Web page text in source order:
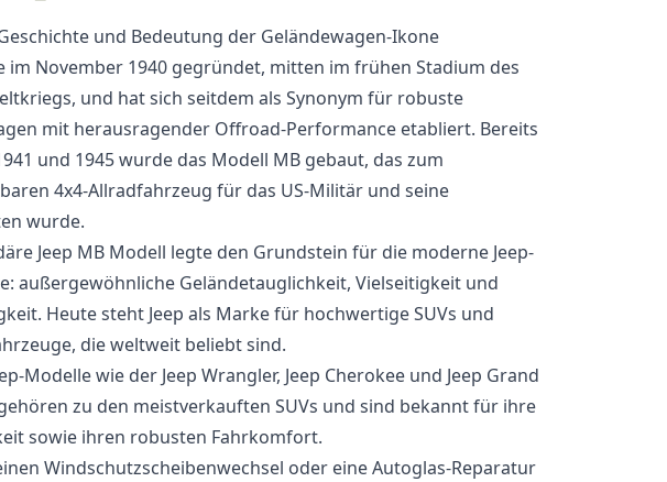
und Bedeutung der Geländewagen-Ikone
im November 1940 gegründet, mitten im frühen Stadium des
und hat sich seitdem als Synonym für robuste
mit herausragender Offroad-Performance etabliert. Bereits
und 1945 wurde das Modell MB gebaut, das zum
4x4-Allradfahrzeug für das US-Militär und seine
wurde.
Jeep MB Modell legte den Grundstein für die moderne Jeep-
außergewöhnliche Geländetauglichkeit, Vielseitigkeit und
Heute steht Jeep als Marke für hochwertige SUVs und
die weltweit beliebt sind.
Modelle wie der Jeep Wrangler, Jeep Cherokee und Jeep Grand
zu den meistverkauften SUVs und sind bekannt für ihre
sowie ihren robusten Fahrkomfort.
Windschutzscheibenwechsel oder eine Autoglas-Reparatur